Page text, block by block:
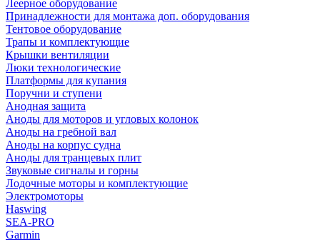
Леерное оборудование
Принадлежности для монтажа доп. оборудования
Тентовое оборудование
Трапы и комплектующие
Крышки вентиляции
Люки технологические
Платформы для купания
Поручни и ступени
Анодная защита
Аноды для моторов и угловых колонок
Аноды на гребной вал
Аноды на корпус судна
Аноды для транцевых плит
Звуковые сигналы и горны
Лодочные моторы и комплектующие
Электромоторы
Haswing
SEA-PRO
Garmin